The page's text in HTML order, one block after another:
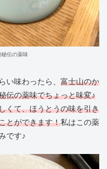
伝の薬味
い味わったら、 富士山のか
伝の薬味でちょっと味変♪
くて、ほうとうの味を引き
とができます！私はこの薬
です♪